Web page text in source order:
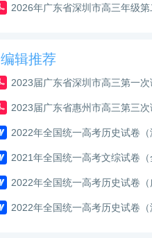
2026年广东省深圳市高三年级
编辑推荐
2023届广东省深圳市高三第一次
2023届广东省惠州市高三第三
2022年全国统一高考历史试卷
2021年全国统一高考文综试卷
2022年全国统一高考历史试卷
2022年全国统一高考历史试卷（